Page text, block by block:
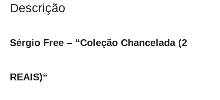
Descrição
Sérgio Free – “Coleção Chancelada (2
REAIS)“